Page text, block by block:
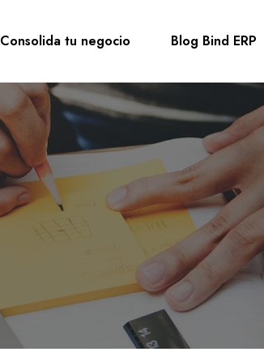
Consolida tu negocio Blog Bind ERP